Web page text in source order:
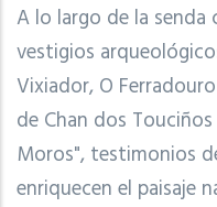
A lo largo de la
vestigios
Vixiador, O
de Chan dos
Moros", testimonios
enriquecen el paisaje